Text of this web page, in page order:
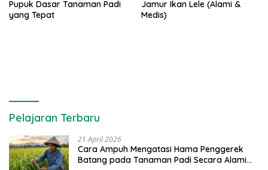
Pupuk Dasar Tanaman Padi
yang Tepat
Jamur Ikan Lele (Alami &
Medis)
Pelajaran Terbaru
21 April 2026
Cara Ampuh Mengatasi Hama Penggerek
Batang pada Tanaman Padi Secara Alami